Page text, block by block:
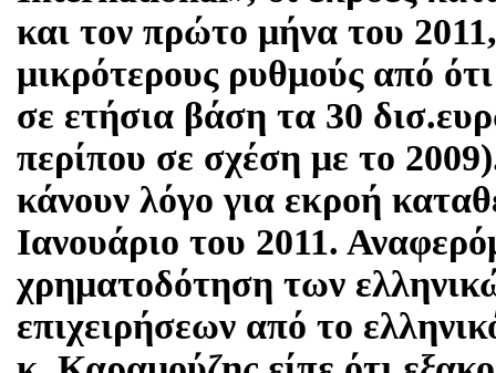
και τον πρώτο μήνα του
μικρότερους ρυθμούς από
σε ετήσια βάση τα 30
περίπου σε σχέση με το
κάνουν λόγο για εκροή
Ιανουάριο του 2011.
χρηματοδότηση των
επιχειρήσεων από το